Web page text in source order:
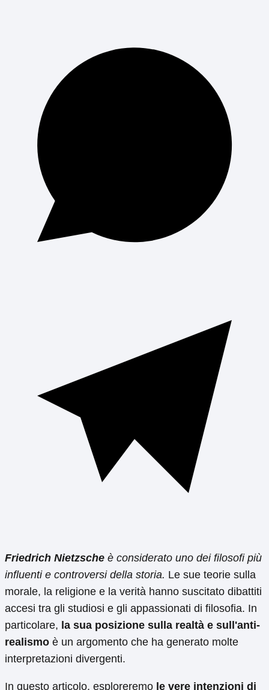
Friedrich Nietzsche è considerato uno dei filosofi più
influenti e controversi della storia. Le sue teorie sulla
morale, la religione e la verità hanno suscitato dibattiti
accesi tra gli studiosi e gli appassionati di filosofia. In
particolare, la sua posizione sulla realtà e sull'anti-
realismo è un argomento che ha generato molte
interpretazioni divergenti.
In questo articolo, esploreremo le vere intenzioni di